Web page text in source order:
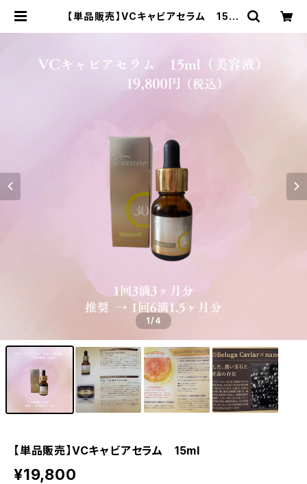
【単品販売】VCキャビアセラム 15m
1/4
【単品販売】VCキャビアセラム 15ml
¥19,800